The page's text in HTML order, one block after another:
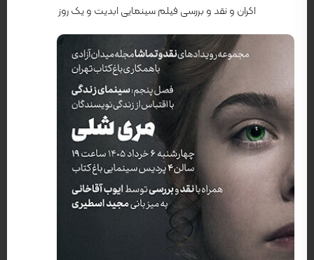
اکران و نقد و بررسی فیلم سینمایی ابدیت و یک روز